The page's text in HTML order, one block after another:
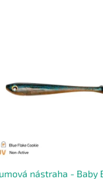
nástraha - Baby